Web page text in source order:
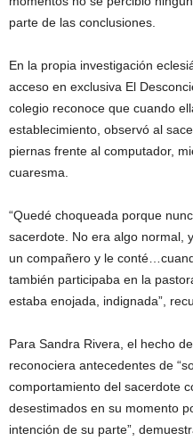
parte de las conclusiones.
En la propia investigación
acceso en exclusiva El
colegio reconoce que cuando
establecimiento, observó al
piernas frente al computador,
cuaresma.
“Quedé choqueada porque
sacerdote. No era algo normal,
un compañero y le
también participaba en la
estaba enojada, indignada”,
Para Sandra Rivera, el hecho
reconociera antecedentes de
comportamiento del sacerdote
desestimados en su momento
intención de su parte”,